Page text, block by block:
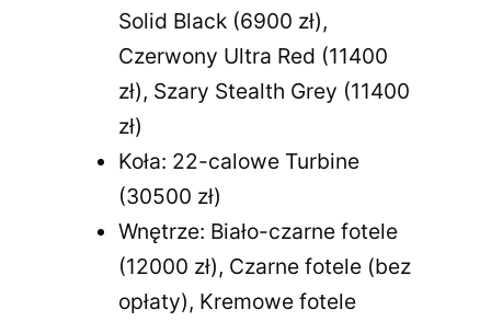
Solid Black (6900 zł),
Czerwony Ultra Red (11400
zł), Szary Stealth Grey (11400
zł)
Koła: 22-calowe Turbine
(30500 zł)
Wnętrze: Biało-czarne fotele
(12000 zł), Czarne fotele (bez
opłaty), Kremowe fotele